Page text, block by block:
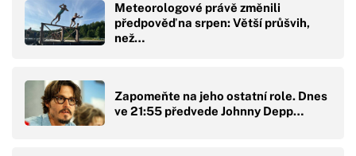
Meteorologové právě změnili
předpověď na srpen: Větší průšvih,
než…
Zapomeňte na jeho ostatní role. Dnes
ve 21:55 předvede Johnny Depp…